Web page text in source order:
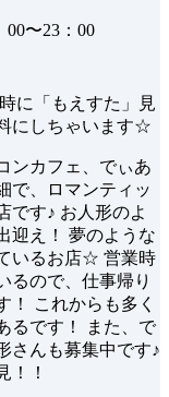
00〜23：00
に「もえすた」見
にしちゃいます☆
ンカフェ、でぃあ
で、ロマンティッ
です♪ お人形のよ
迎え！ 夢のような
いるお店☆ 営業時
るので、仕事帰り
！ これからも多く
るです！ また、で
さんも募集中です♪
！！